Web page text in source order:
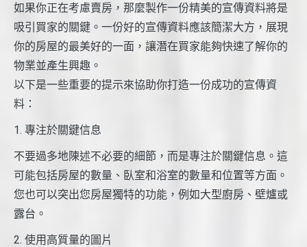
如果你正在考慮賣房，那麼製作一份精美的宣傳資料將是
吸引買家的關鍵。一份好的宣傳資料應該簡潔大方，展現
你的房屋的最美好的一面，讓潛在買家能夠快速了解你的
物業並產生興趣。
以下是一些重要的提示來協助你打造一份成功的宣傳資
料：
1. 專注於關鍵信息
不要過多地陳述不必要的細節，而是專注於關鍵信息。這
可能包括房屋的數量、臥室和浴室的數量和位置等方面。
您也可以突出您房屋獨特的功能，例如大型廚房、壁爐或
露台。
2. 使用高質量的圖片